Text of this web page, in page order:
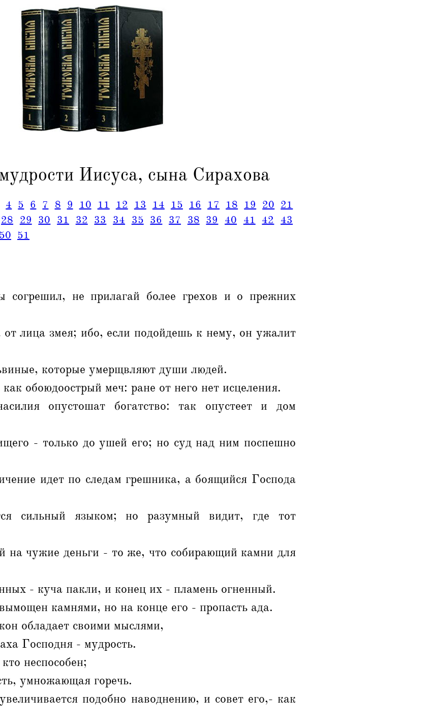
Иисуса, сына Сирахова
4 5 6 7 8 9 10 11 12 13 14 15 16 17 18 19 20 21
28 29 30 31 32 33 34 35 36 37 38 39 40 41 42
43
50 51
не прилагай более грехов и о прежних
от лица змея; ибо, если подойдешь к нему, он ужалит
которые умерщвляют души людей.
обоюдоострый меч: ране от него нет исцеления.
опустошат богатство: так опустеет и дом
- только до ушей его; но суд над ним поспешно
идет по следам грешника, а боящийся Господа
сильный языком; но разумный видит, где тот
на чужие деньги - то же, что собирающий камни для
- куча пакли, и конец их - пламень огненный.
камнями, но на конце его - пропасть ада.
обладает своими мыслями,
Господня - мудрость.
неспособен;
умножающая горечь.
подобно наводнению, и совет его,- как